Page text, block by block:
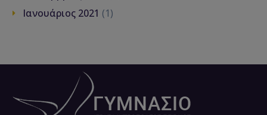
Ιανουάριος 2021 (1)